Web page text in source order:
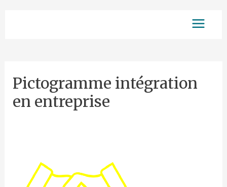
Pictogramme intégration
en entreprise